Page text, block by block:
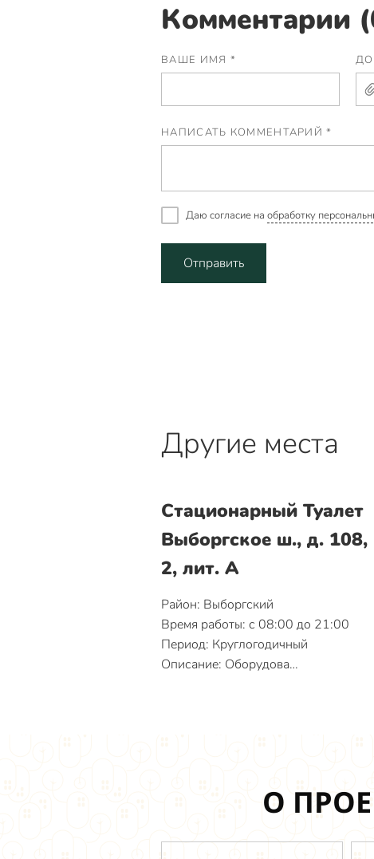
Комментарии
ВАШЕ ИМЯ *
НАПИСАТЬ КОММЕНТАРИЙ *
Даю согласие на обработку
Отправить
Другие места
Стационарный Туалет
Выборгское ш., д. 108,
2, лит. А
Район: Выборгский
Время работы: с 08:00 до 21:00
Период: Круглогодичный
Описание: Оборудова…
О